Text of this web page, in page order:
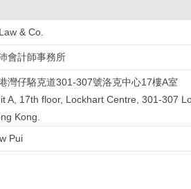
& Co.
會計師事務所
灣仔駱克道301-307號洛克中心17樓A室
A, 17th floor, Lockhart Centre, 301-307
Kong.
Pui